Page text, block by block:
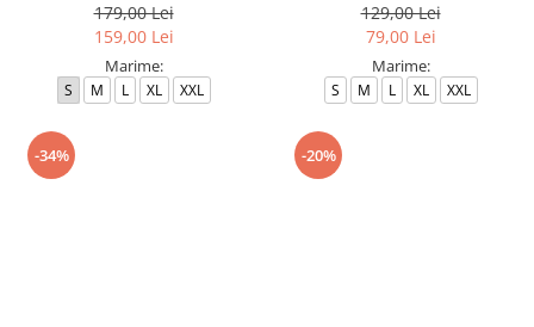
179,00 Lei
159,00 Lei
Marime:
S M L XL XXL
129,00 Lei
79,00 Lei
Marime:
S M L XL XXL
-34% -20%